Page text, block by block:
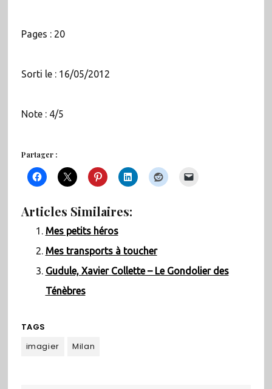
Pages : 20
Sorti le : 16/05/2012
Note : 4/5
Partager :
Articles Similaires:
Mes petits héros
Mes transports à toucher
Gudule, Xavier Collette – Le Gondolier des
Ténèbres
TAGS
imagier
Milan